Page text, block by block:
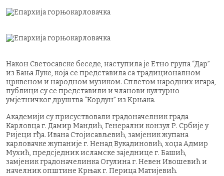
Након Светосавске беседе, наступила је Етно група “Дар”
из Бања Луке, која се представила са традиционалном
црквеном и народном музиком. Сплетом народних игара,
публици су се представили и чланови културно
умјетничког друштва “Кордун” из Крњака.
Академији су присуствовали градоначелник града
Карловца г. Дамир Мандић, Генерални конзул Р. Србије у
Ријеци гђа. Ивана Стојисављевић, замјеник жупана
карловачке жупаније г. Ненад Вукадиновић, хоџа Адмир
Мухић, предсједник исламске заједнице г. Башић,
замјеник градоначелинка Огулина г. Невен Ивошевић и
начелник општине Крњак г. Перица Матијевић.